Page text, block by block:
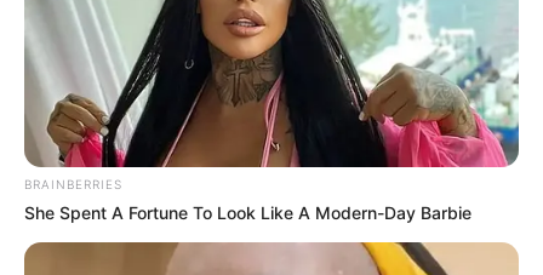
EXPRESIDENTE DE COLOMBIA
ÁLVARO URIBE VÉLEZ
NOTICIAS MEDELLÍN
TRAGEDIA EN EL CHOCÓ
MANTÉNGASE EN ALERTA
interesan. Para estar bien informado, por
favor, active las notificaciones de Alerta.
BRAINBERRIES
She Spent A Fortune To Look Like A Modern-Day Barbie